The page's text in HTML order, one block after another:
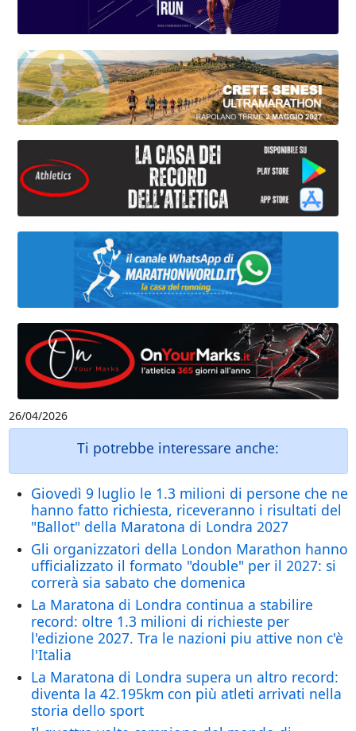
26/04/2026
Ti potrebbe interessare anche:
Giovedì 9 luglio le 1.3 milioni di persone che ne
hanno fatto richiesta, riceveranno i risultati del
"Ballot" della Maratona di Londra 2027
Gli organizzatori della London Marathon hanno
ufficializzato il formato "double" per il 2027: si
correrà sia sabato che domenica
La Maratona di Londra continua a stabilire
record: oltre 1.3 milioni di richieste per
l'edizione 2027. Tra le nazioni piu attive non c'è
l'Italia
La Maratona di Londra supera un altro record:
diventa la 42.195km con più atleti arrivati nella
storia dello sport